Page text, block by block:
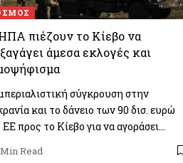
πιέζουν το Κίεβο να
άμεσα εκλογές και
σύγκρουση στην
και το δάνειο των 90 δισ. ευρώ
ΕΕ προς το Κίεβο για να αγοράσει…
Read